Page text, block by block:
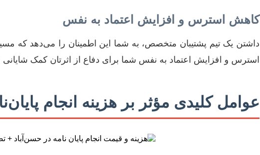
کاهش استرس و افزایش اعتماد به نفس
داشتن یک تیم پشتیبان متخصص، به شما این اطمینان را می‌دهد که
استرس و افزایش اعتماد به نفس شما برای دفاع از اثرتان کمک
عوامل کلیدی مؤثر بر هزینه انجام